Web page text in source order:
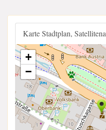
Karte Stadtplan,
+
−